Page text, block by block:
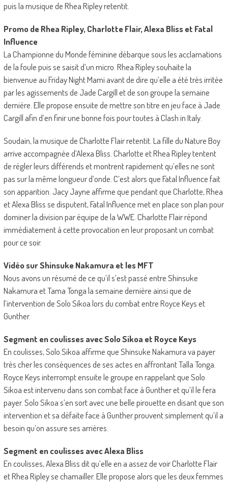
puis la musique de Rhea Ripley retentit.
Promo de Rhea Ripley, Charlotte Flair, Alexa Bliss et Fatal
Influence
La Championne du Monde féminine débarque sous les acclamations
de la foule puis se saisit d’un micro. Rhea Ripley souhaite la
bienvenue au Friday Night Mami avant de dire qu’elle a été très irritée
par les agissements de Jade Cargill et de son groupe la semaine
dernière. Elle propose ensuite de mettre son titre en jeu face à Jade
Cargill afin d’en finir une bonne fois pour toutes à Clash in Italy.
Soudain, la musique de Charlotte Flair retentit. La fille du Nature Boy
arrive accompagnée d’Alexa Bliss. Charlotte et Rhea Ripley tentent
de régler leurs différends et montrent rapidement qu’elles ne sont
pas sur la même longueur d’onde. C’est alors que Fatal Influence fait
son apparition. Jacy Jayne affirme que pendant que Charlotte, Rhea
et Alexa Bliss se disputent, Fatal Influence met en place son plan pour
dominer la division par équipe de la WWE. Charlotte Flair répond
immédiatement à cette provocation en leur proposant un combat
pour ce soir.
Vidéo sur Shinsuke Nakamura et les MFT
Nous avons un résumé de ce qu’il s’est passé entre Shinsuke
Nakamura et Tama Tonga la semaine dernière ainsi que de
l’intervention de Solo Sikoa lors du combat entre Royce Keys et
Gunther.
Segment en coulisses avec Solo Sikoa et Royce Keys
En coulisses, Solo Sikoa affirme que Shinsuke Nakamura va payer
très cher les conséquences de ses actes en affrontant Talla Tonga.
Royce Keys interrompt ensuite le groupe en rappelant que Solo
Sikoa est intervenu dans son combat face à Gunther et qu’il le fera
payer. Solo Sikoa s’en sort avec une belle pirouette en disant que son
intervention et sa défaite face à Gunther prouvent simplement qu’il a
besoin qu’on assure ses arrières.
Segment en coulisses avec Alexa Bliss
En coulisses, Alexa Bliss dit qu’elle en a assez de voir Charlotte Flair
et Rhea Ripley se chamailler. Elle propose alors que les deux femmes